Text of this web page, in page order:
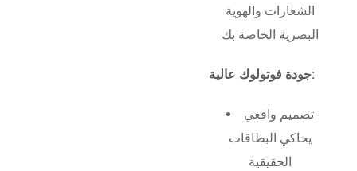
الشعارات والهوية
البصرية الخاصة بك
جودة فوتولوك عالية:
تصميم واقعي
يحاكي البطاقات
الحقيقية